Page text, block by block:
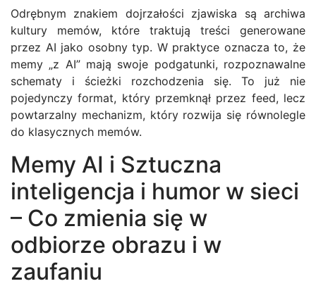
Odrębnym znakiem dojrzałości zjawiska są archiwa
kultury memów, które traktują treści generowane
przez AI jako osobny typ. W praktyce oznacza to, że
memy „z AI” mają swoje podgatunki, rozpoznawalne
schematy i ścieżki rozchodzenia się. To już nie
pojedynczy format, który przemknął przez feed, lecz
powtarzalny mechanizm, który rozwija się równolegle
do klasycznych memów.
Memy AI i Sztuczna
inteligencja i humor w sieci
– Co zmienia się w
odbiorze obrazu i w
zaufaniu